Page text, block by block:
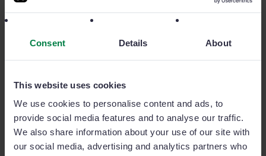
Consent Details About
This website uses cookies
We use cookies to personalise content and ads, to
provide social media features and to analyse our traffic.
We also share information about your use of our site with
our social media, advertising and analytics partners who
«Hola [Nombre], ¿Qué te pareció la demostración de
Email de seguimiento de un cliente potencial sin
respuesta